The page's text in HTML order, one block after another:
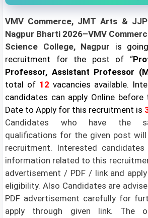
VMV Commerce, JMT Arts &
Nagpur Bharti 2026–VMV
Science College, Nagpur
is
recruitment for the post of “
Professor, Assistant Professor
total of 12 vacancies available.
candidates can apply Online
Date to Apply for this recruitment is
Candidates who have the
qualifications for the given post
recruitment. Interested
information related to this
advertisement / PDF / link and
eligibility. Also Candidates are
PDF advertisement carefully for
apply through given link. The